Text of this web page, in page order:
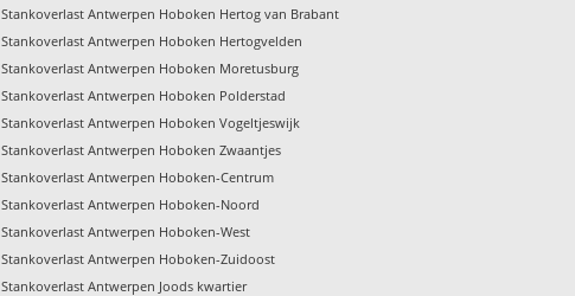
Stankoverlast Antwerpen Hoboken Hertog van Brabant
Stankoverlast Antwerpen Hoboken Hertogvelden
Stankoverlast Antwerpen Hoboken Moretusburg
Stankoverlast Antwerpen Hoboken Polderstad
Stankoverlast Antwerpen Hoboken Vogeltjeswijk
Stankoverlast Antwerpen Hoboken Zwaantjes
Stankoverlast Antwerpen Hoboken-Centrum
Stankoverlast Antwerpen Hoboken-Noord
Stankoverlast Antwerpen Hoboken-West
Stankoverlast Antwerpen Hoboken-Zuidoost
Stankoverlast Antwerpen Joods kwartier